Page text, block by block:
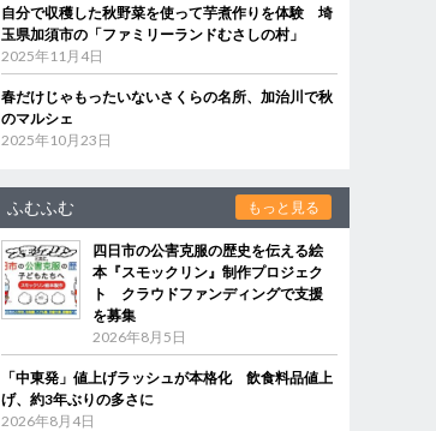
自分で収穫した秋野菜を使って芋煮作りを体験 埼
玉県加須市の「ファミリーランドむさしの村」
2025年11月4日
春だけじゃもったいないさくらの名所、加治川で秋
のマルシェ
2025年10月23日
ふむふむ もっと見る
四日市の公害克服の歴史を伝える絵
本『スモックリン』制作プロジェク
ト クラウドファンディングで支援
を募集
2026年8月5日
「中東発」値上げラッシュが本格化 飲食料品値上
げ、約3年ぶりの多さに
2026年8月4日